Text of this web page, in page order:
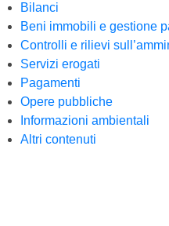
Bilanci
Beni immobili e gestione
Controlli e rilievi
Servizi erogati
Pagamenti
Opere pubbliche
Informazioni ambientali
Altri contenuti